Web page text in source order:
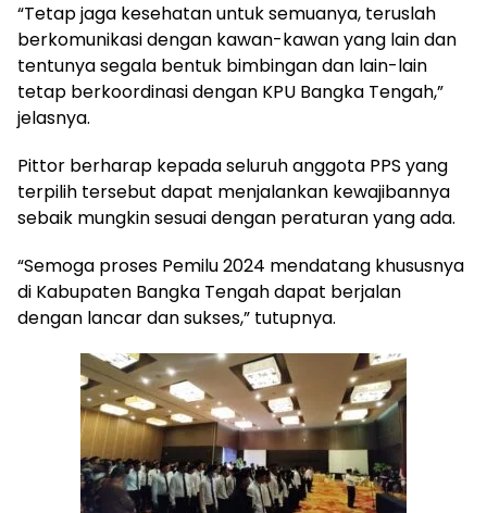
“Tetap jaga kesehatan untuk semuanya, teruslah
berkomunikasi dengan kawan-kawan yang lain dan
tentunya segala bentuk bimbingan dan lain-lain
tetap berkoordinasi dengan KPU Bangka Tengah,”
jelasnya.
Pittor berharap kepada seluruh anggota PPS yang
terpilih tersebut dapat menjalankan kewajibannya
sebaik mungkin sesuai dengan peraturan yang ada.
“Semoga proses Pemilu 2024 mendatang khususnya
di Kabupaten Bangka Tengah dapat berjalan
dengan lancar dan sukses,” tutupnya.